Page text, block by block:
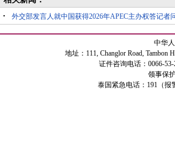
外交部发言人就中国获得2026年APEC主办权答记者
中华
地址：111, Changlor Road, Tambon
证件咨询电话：0066-
领事保
泰国紧急电话：191（报